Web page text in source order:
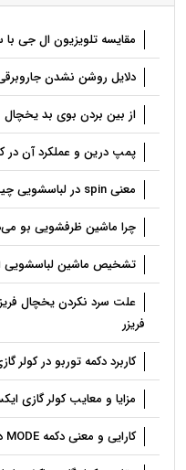
مقایسه تلویزیون ال جی
دلایل روشن نشدن
از بین بردن بوی بد
پمپ درین و عملکرد آن در
معنی spin در لباسشویی چیست؟ کاربرد، تنظیمات و نکات مهم
چرا ماشین ظرفشویی بو
تشخیص ماشین لباسشویی
علت سرد نکردن یخچال
فریزر
کاربرد دکمه توربو در کولر
مزایا و معایب کولر گازی
کارایی و معنی دکمه MODE در کولر گازی چیست؟